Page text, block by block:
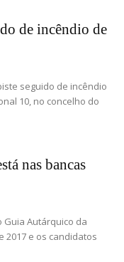
de incêndio de
seguido de incêndio
10, no concelho do
nas bancas
Autárquico da
2017 e os candidatos